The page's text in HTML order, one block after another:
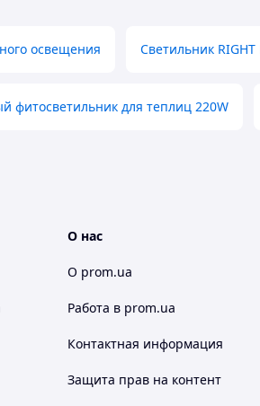
освещения Светильник RIGHT
для теплиц 220W
О нас
О prom.ua
Работа в prom.ua
Контактная информация
Защита прав на контент